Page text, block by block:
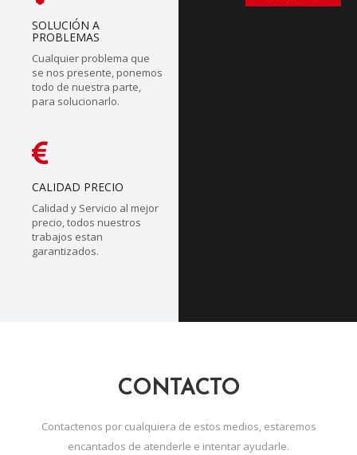
SOLUCIÓN A
PROBLEMAS
Cualquier problema que
se nos presente, ponemos
todo de nuestra parte,
para solucionarlo.
CALIDAD PRECIO
Calidad y Servicio al mejor
precio, todos nuestros
trabajos estan
garantizados.
CONTACTO
Contactenos por cualquiera de estos medios, estaremos
encantados de atenderle e intentar ayudarle.